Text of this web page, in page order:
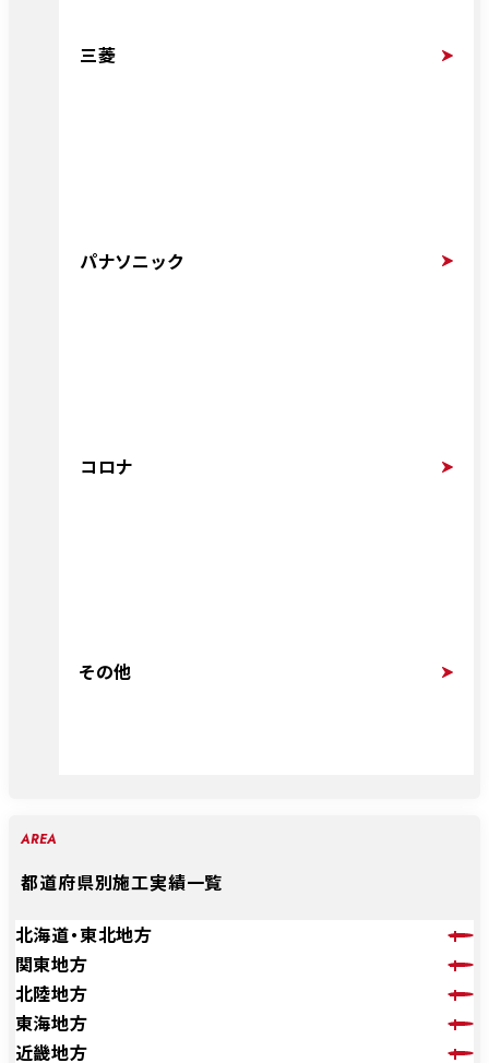
三菱
パナソニック
コロナ
その他
AREA
都道府県別施工実績一覧
北海道・東北地方
関東地方
北陸地方
東海地方
近畿地方